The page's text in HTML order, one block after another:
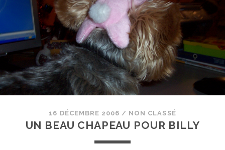
16 DÉCEMBRE 2006 / NON CLASSÉ
UN BEAU CHAPEAU POUR BILLY